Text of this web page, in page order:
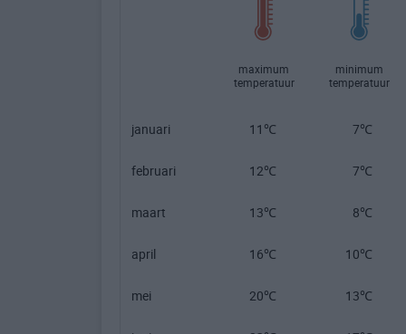
maximum
temperatuur
minimum
temperatuur
januari 11℃ 7℃
februari 12℃ 7℃
maart 13℃ 8℃
april 16℃ 10℃
mei 20℃ 13℃